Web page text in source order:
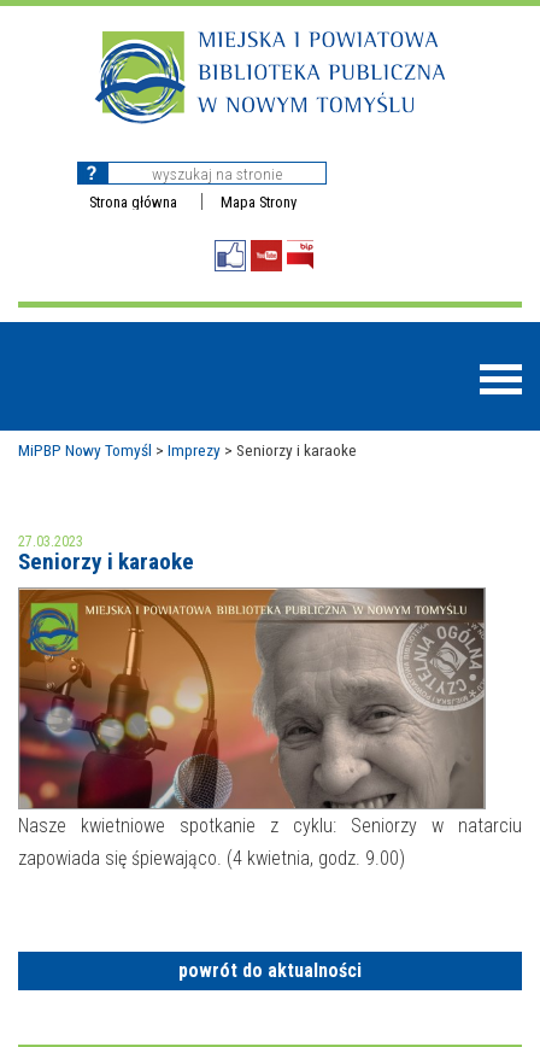
Strona główna Mapa Strony
MOJE KONTO
AKTUALNOŚCI
NAJBLIŻSZE WYDARZENIA
WYDARZENIA BIEŻĄCE
WYDARZYŁO SIĘ
NASZA OFERTA
STREFA WIEDZY O REGIONIE
STREFA KOLORU
FORMY STAŁE
NASZE FILIE
WYDARZENIA KULTURALNE
MiPBP Nowy Tomyśl > Imprezy > Seniorzy i karaoke
27.03.2023
Seniorzy i karaoke
Nasze kwietniowe spotkanie z cyklu: Seniorzy w natarciu
zapowiada się śpiewająco. (4 kwietnia, godz. 9.00)
powrót do aktualności